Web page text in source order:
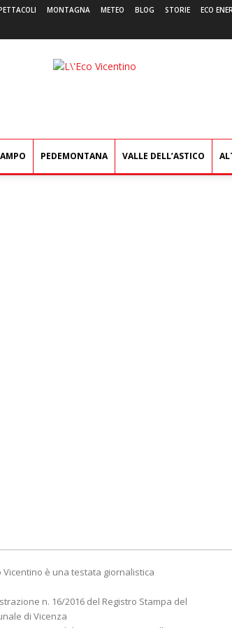
MONTAGNA METEO BLOG STORIE ECO
L'Eco
PEDEMONTANA VALLE DELL’ASTICO
Vicentino è una testata giornalistica
n. 16/2016 del Registro Stampa del
di Vicenza